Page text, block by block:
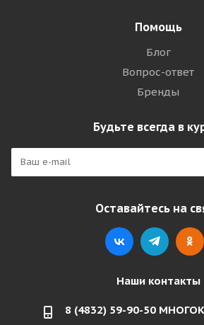
Помощь
Блог
Вопрос-ответ
Бренды
Будьте всегда в
Оставайтесь на
Наши контакты
8 (4832) 59-90-50